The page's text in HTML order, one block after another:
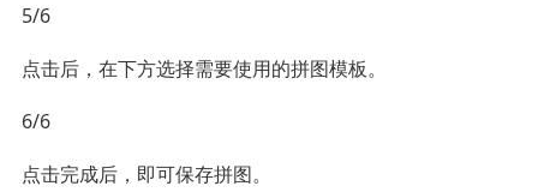
5/6
点击后，在下方选择需要使用的拼图模板。
6/6
点击完成后，即可保存拼图。